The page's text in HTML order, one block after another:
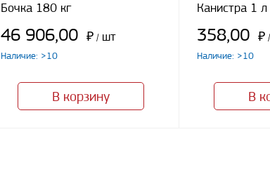
Бочка 180 кг
46 906,00 ₽ / шт
Наличие: >10
В корзину
Канистра 1 л
358,00 ₽ /
Наличие: >10
В